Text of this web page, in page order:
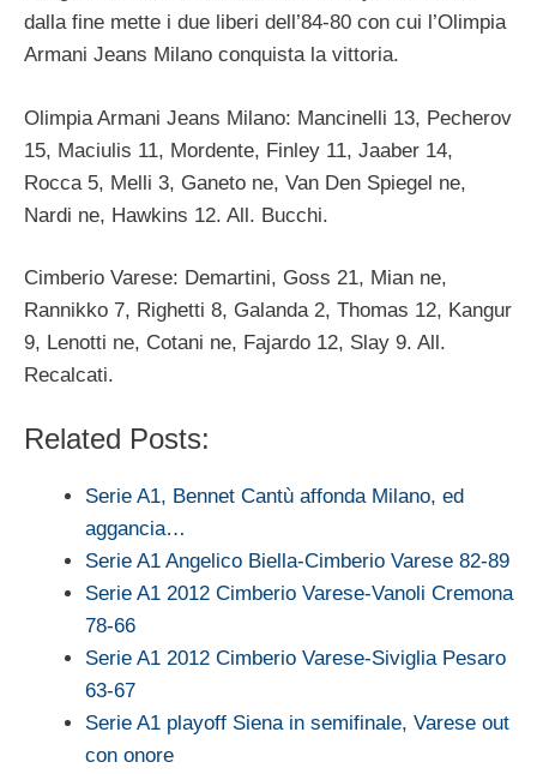
dalla fine mette i due liberi dell’84-80 con cui l’Olimpia
Armani Jeans Milano conquista la vittoria.
Olimpia Armani Jeans Milano: Mancinelli 13, Pecherov
15, Maciulis 11, Mordente, Finley 11, Jaaber 14,
Rocca 5, Melli 3, Ganeto ne, Van Den Spiegel ne,
Nardi ne, Hawkins 12. All. Bucchi.
Cimberio Varese: Demartini, Goss 21, Mian ne,
Rannikko 7, Righetti 8, Galanda 2, Thomas 12, Kangur
9, Lenotti ne, Cotani ne, Fajardo 12, Slay 9. All.
Recalcati.
Related Posts:
Serie A1, Bennet Cantù affonda Milano, ed
aggancia…
Serie A1 Angelico Biella-Cimberio Varese 82-89
Serie A1 2012 Cimberio Varese-Vanoli Cremona
78-66
Serie A1 2012 Cimberio Varese-Siviglia Pesaro
63-67
Serie A1 playoff Siena in semifinale, Varese out
con onore